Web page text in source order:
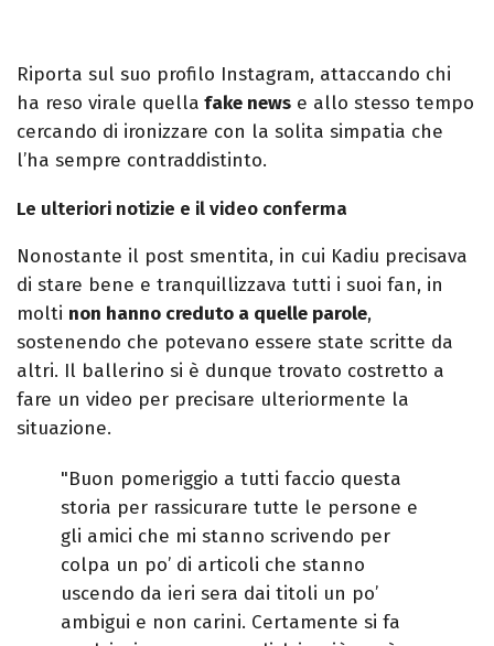
Riporta sul suo profilo Instagram, attaccando chi
ha reso virale quella fake news e allo stesso tempo
cercando di ironizzare con la solita simpatia che
l’ha sempre contraddistinto.
Le ulteriori notizie e il video conferma
Nonostante il post smentita, in cui Kadiu precisava
di stare bene e tranquillizzava tutti i suoi fan, in
molti non hanno creduto a quelle parole,
sostenendo che potevano essere state scritte da
altri. Il ballerino si è dunque trovato costretto a
fare un video per precisare ulteriormente la
situazione.
"Buon pomeriggio a tutti faccio questa
storia per rassicurare tutte le persone e
gli amici che mi stanno scrivendo per
colpa un po’ di articoli che stanno
uscendo da ieri sera dai titoli un po’
ambigui e non carini. Certamente si fa